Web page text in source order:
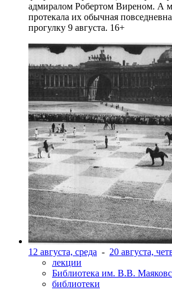
адмиралом Робертом Виреном. А
протекала их обычная
прогулку 9 августа. 16+
12 августа, среда - 20 августа,
лекции
Библиотека им. В.В.
библиотеки